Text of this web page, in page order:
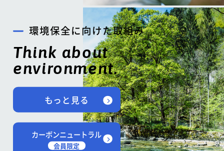
環境保全に向けた取組み
Think about
environment.
もっと見る
カーボンニュートラル
会員限定